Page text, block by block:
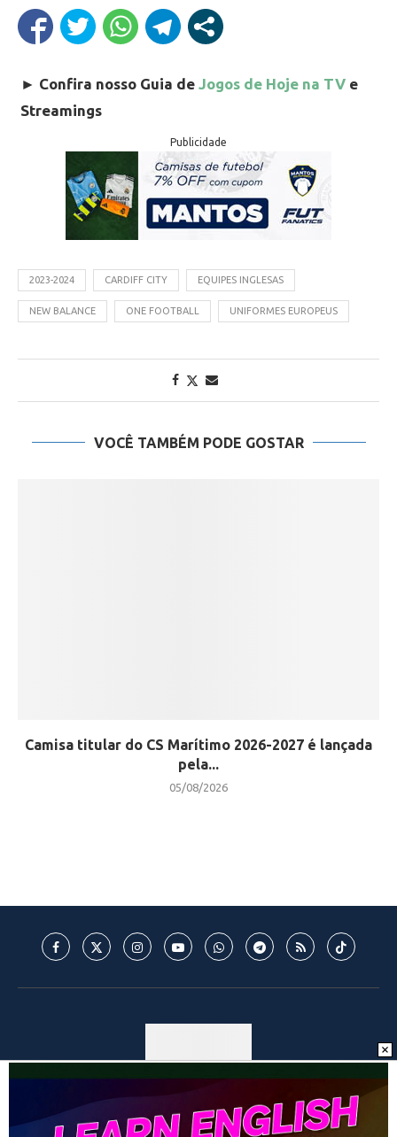
► Confira nosso Guia de Jogos de Hoje na TV e
Streamings
Publicidade
2023-2024 CARDIFF CITY EQUIPES INGLESAS
NEW BALANCE ONE FOOTBALL UNIFORMES EUROPEUS
VOCÊ TAMBÉM PODE GOSTAR
Camisa titular do CS Marítimo 2026-2027 é lançada
pela...
05/08/2026